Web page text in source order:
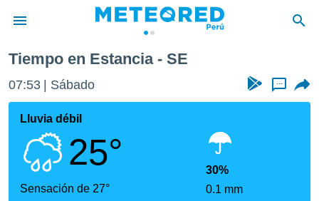
de
ha sido
para
que se
calidad.
a este
Tiempo en Estancia - SE
07:54 Sábado ...
Lluvia débil
25°
Sensación de 27°
30%
0.1 mm